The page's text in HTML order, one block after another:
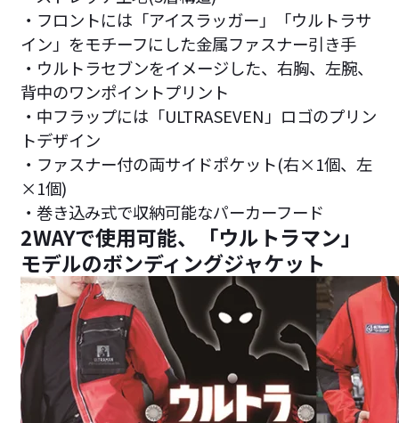
・フロントには「アイスラッガー」「ウルトラサ
イン」をモチーフにした金属ファスナー引き手
・ウルトラセブンをイメージした、右胸、左腕、
背中のワンポイントプリント
・中フラップには「ULTRASEVEN」ロゴのプリン
トデザイン
・ファスナー付の両サイドポケット(右×1個、左
×1個)
・巻き込み式で収納可能なパーカーフード
2WAYで使用可能、「ウルトラマン」
モデルのボンディングジャケット